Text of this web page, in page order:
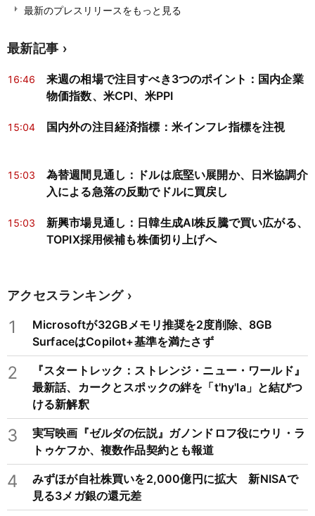
最新のプレスリリースをもっと見る
最新記事
16:46
来週の相場で注目すべき3つのポイント：国内企業
物価指数、米CPI、米PPI
15:04 国内外の注目経済指標：米インフレ指標を注視
15:03
為替週間見通し：ドルは底堅い展開か、日米協調介
入による急落の反動でドルに買戻し
15:03
新興市場見通し：日韓生成AI株反騰で買い広がる、
TOPIX採用候補も株価切り上げへ
アクセスランキング
1
Microsoftが32GBメモリ推奨を2度削除、8GB
SurfaceはCopilot+基準を満たさず
2
『スタートレック：ストレンジ・ニュー・ワールド』
最新話、カークとスポックの絆を「t'hy'la」と結びつ
ける新解釈
3
実写映画『ゼルダの伝説』ガノンドロフ役にウリ・ラ
トゥケフか、複数作品契約とも報道
4
みずほが自社株買いを2,000億円に拡大 新NISAで
見る3メガ銀の還元差